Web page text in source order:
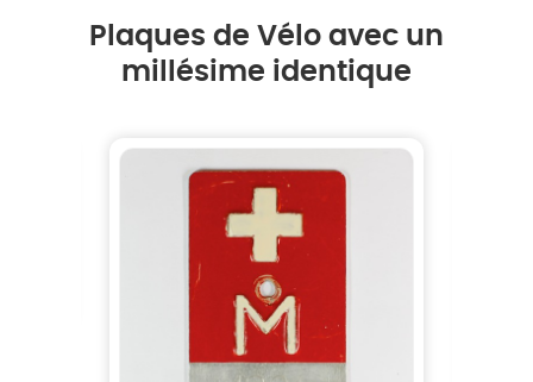
Plaques de Vélo avec un
millésime identique